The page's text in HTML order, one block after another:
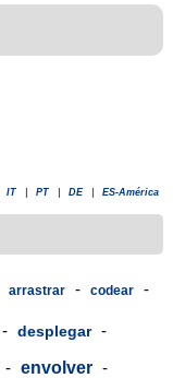
IT PT DE ES-América
arrastrar - codear -
- desplegar -
- envolver -